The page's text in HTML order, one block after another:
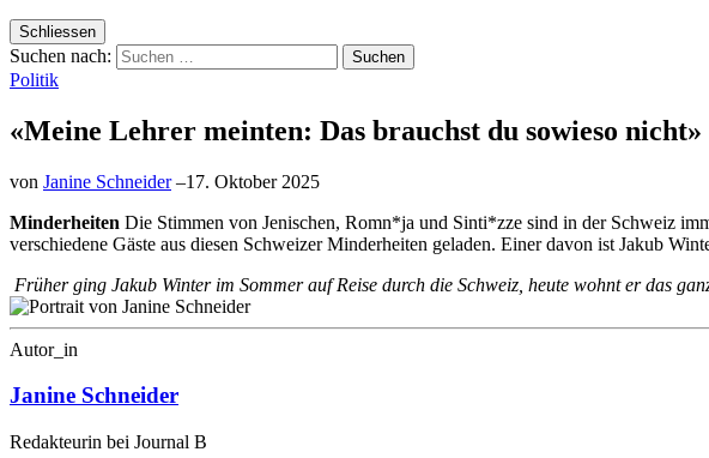
Schliessen
Suchen nach:
Politik
«Meine Lehrer meinten: Das brauchst du sowieso nicht»
von Janine Schneider –17. Oktober 2025
Minderheiten Die Stimmen von Jenischen, Romn*ja und Sinti*zze sind in der Schweiz
verschiedene Gäste aus diesen Schweizer Minderheiten geladen. Einer davon ist Jakub
Früher ging Jakub Winter im Sommer auf Reise durch die Schweiz, heute wohnt er das
Autor_in
Janine Schneider
Redakteurin bei Journal B